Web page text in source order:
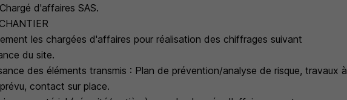
d'affaires SAS.
les chargées d'affaires pour réalisation des chiffrages suivant
du site.
des éléments transmis : Plan de prévention/analyse de risque, travaux à
contact sur place.